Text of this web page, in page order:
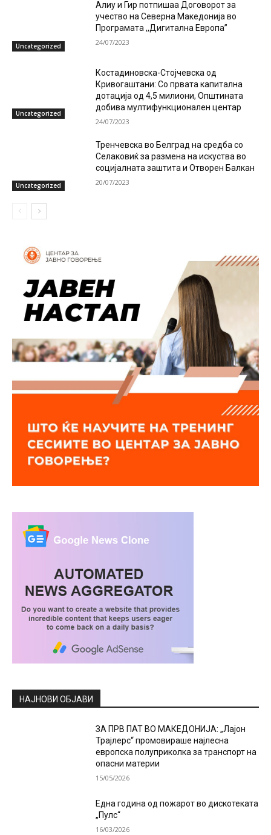
Uncategorized
Алиу и Гир потпишаа Договорот за
учество на Северна Македонија во
Програмата ,,Дигитална Европа”
24/07/2023
Uncategorized
Костадиновска-Стојчевска од
Кривогаштани: Со првата капитална
дотација од 4,5 милиони, Општината
добива мултифункционален центар
24/07/2023
Uncategorized
Тренчевска во Белград на средба со
Селаковиќ за размена на искуства во
социјалната заштита и Отворен Балкан
20/07/2023
НАЈНОВИ ОБЈАВИ
ЗА ПРВ ПАТ ВО МАКЕДОНИЈА: „Лајон
Трајлерс“ промовираше најлесна
европска полуприколка за транспорт на
опасни материи
15/05/2026
Една година од пожарот во дискотеката
„Пулс“
16/03/2026